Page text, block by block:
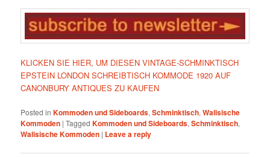
KLICKEN SIE HIER, UM DIESEN VINTAGE-SCHMINKTISCH
EPSTEIN LONDON SCHREIBTISCH KOMMODE 1920 AUF
CANONBURY ANTIQUES ZU KAUFEN
Posted in Kommoden und Sideboards,Schminktisch,Walisische
Kommoden |Tagged Kommoden und Sideboards,Schminktisch,
Walisische Kommoden | Leave a reply